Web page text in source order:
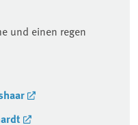
und einen regen